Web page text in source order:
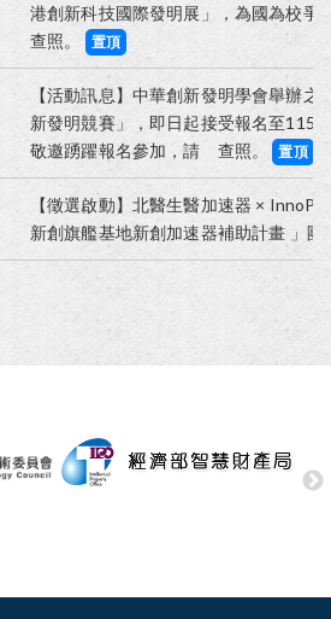
港創新科技國際發明展」，為國為校爭
查照。
置頂
【活動訊息】中華創新發明學會舉辦
新發明競賽」，即日起接受報名至115
敬邀踴躍報名參加，請 查照。
置頂
【徵選啟動】北醫生醫加速器 ×
新創旗艦基地新創加速器補助計畫 」團